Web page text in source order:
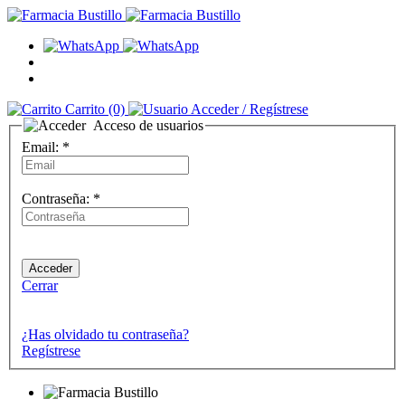
Carrito (0) Acceder / Regístrese
Acceso de usuarios
Email: *
Contraseña: *
Cerrar
¿Has olvidado tu contraseña?
Regístrese